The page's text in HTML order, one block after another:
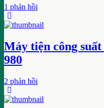
1 phản hồi
Máy tiện công
980
2 phản hồi